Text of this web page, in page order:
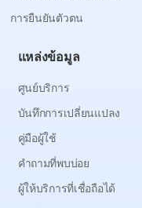
การยืนยันตัวตน
แหล่งข้อมูล
ศูนย์บริการ
บันทึกการเปลี่ยนแปลง
คู่มือผู้ใช้
คำถามที่พบบ่อย
ผู้ให้บริการที่เชื่อถือได้